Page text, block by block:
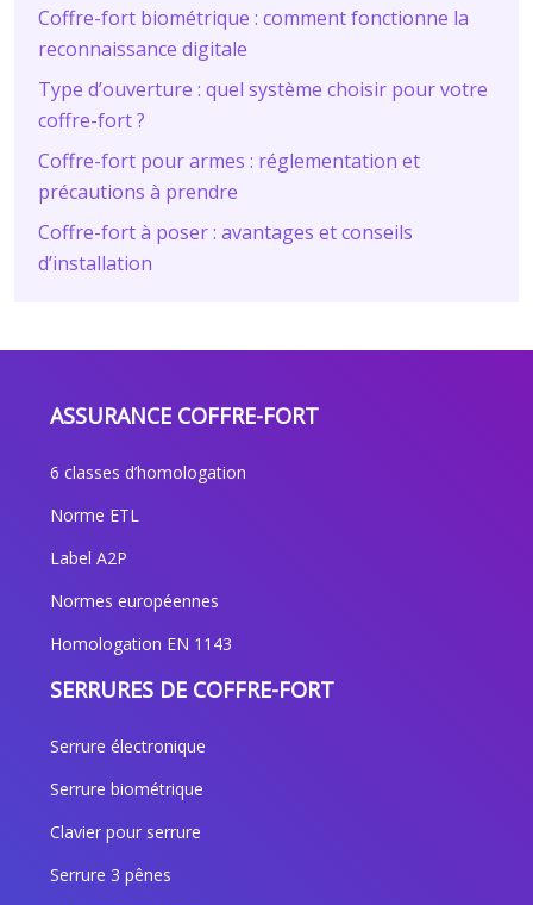
Coffre-fort biométrique : comment fonctionne la
reconnaissance digitale
Type d’ouverture : quel système choisir pour votre
coffre-fort ?
Coffre-fort pour armes : réglementation et
précautions à prendre
Coffre-fort à poser : avantages et conseils
d’installation
ASSURANCE COFFRE-FORT
6 classes d’homologation
Norme ETL
Label A2P
Normes européennes
Homologation EN 1143
SERRURES DE COFFRE-FORT
Serrure électronique
Serrure biométrique
Clavier pour serrure
Serrure 3 pênes